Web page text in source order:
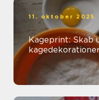
11. oktober 2025
Kageprint: Skab